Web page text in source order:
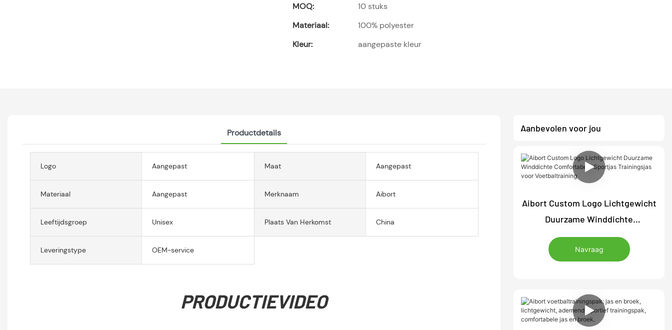
MOQ:
10 stuks
Materiaal:
100% polyester
Kleur:
aangepaste kleur
Productdetails
Logo Aangepast Maat Aangepast
Materiaal Aangepast Merknaam Aibort
Leeftijdsgroep Unisex Plaats Van Herkomst China
Leveringstype OEM-service
PRODUCTIEVIDEO
Aanbevolen voor jou
Aibort Custom Logo Lichtgewicht
Duurzame Winddichte
Comfortabele Sportjas
Trainingsjas voor Voetbaltraining
Navraag